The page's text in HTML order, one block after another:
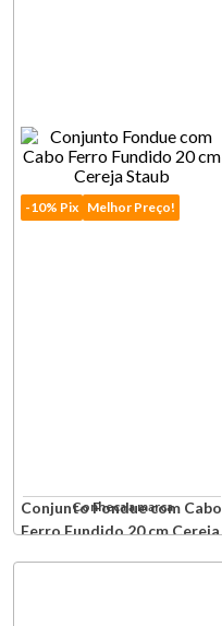
-10% Pix Melhor Preço!
Conjunto Fondue com Cabo
Ferro Fundido 20 cm Cereja
Conheça a marca